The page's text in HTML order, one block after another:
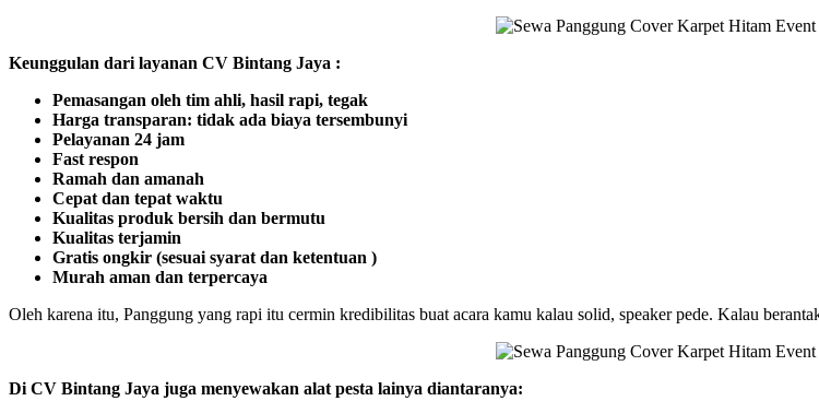
Keunggulan dari layanan CV Bintang Jaya :
Pemasangan oleh tim ahli, hasil rapi, tegak
Harga transparan: tidak ada biaya tersembunyi
Pelayanan 24 jam
Fast respon
Ramah dan amanah
Cepat dan tepat waktu
Kualitas produk bersih dan bermutu
Kualitas terjamin
Gratis ongkir (sesuai syarat dan ketentuan )
Murah aman dan terpercaya
Oleh karena itu, Panggung yang rapi itu cermin kredibilitas buat acara kamu kalau solid, speaker pede. Kalau
Di CV Bintang Jaya juga menyewakan alat pesta lainya diantaranya: